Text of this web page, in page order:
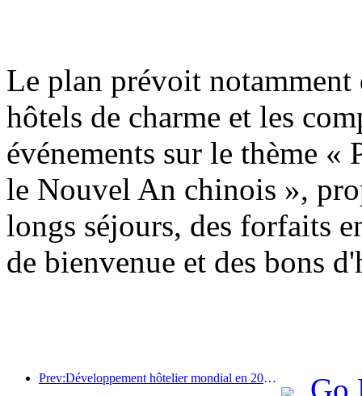
Le plan prévoit notamment
hôtels de charme et les
événements sur le thème
le Nouvel An chinois »,
longs séjours, des forfaits
de bienvenue et des bons
Prev:Développement hôtelier mondial en 2026 : Shanghai se classe première en termes d’ajout de nouvelles chambres
Go